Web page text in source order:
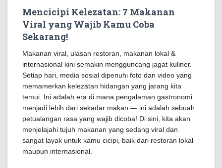
Mencicipi Kelezatan: 7 Makanan
Viral yang Wajib Kamu Coba
Sekarang!
Makanan viral, ulasan restoran, makanan lokal &
internasional kini semakin mengguncang jagat kuliner.
Setiap hari, media sosial dipenuhi foto dan video yang
memamerkan kelezatan hidangan yang jarang kita
temui. Ini adalah era di mana pengalaman gastronomi
menjadi lebih dari sekadar makan — ini adalah sebuah
petualangan rasa yang wajib dicoba! Di sini, kita akan
menjelajahi tujuh makanan yang sedang viral dan
sangat layak untuk kamu cicipi, baik dari restoran lokal
maupun internasional.